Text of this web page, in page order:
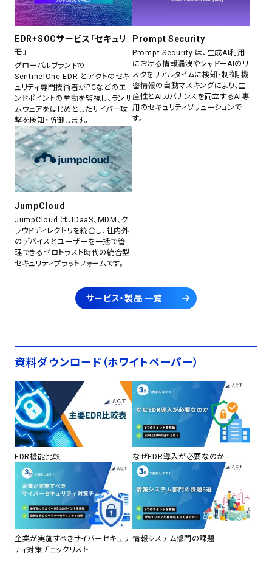
EDR+SOCサービス「セキュリ
モ」
グローバルブランドの
SentinelOne EDR とアクトのセキ
ュリティ専門技術者がPCなどのエ
ンドポイントの挙動を監視し、ランサ
ムウェアをはじめとしたサイバー攻
撃を検知・防御します。
Prompt Security
Prompt Security は、生成AI利用
における情報漏洩やシャドーAIのリ
スクをリアルタイムに検知・制御。機
密情報の自動マスキングにより、生
産性とAIガバナンスを両立するAI専
用のセキュリティソリューションで
す。
JumpCloud
JumpCloud は、IDaaS、MDM、ク
ラウドディレクトリを統合し、社内外
のデバイスとユーザーを一括で管
理できるゼロトラスト時代の統合型
セキュリティプラットフォームです。
サービス・製品 一覧
資料ダウンロード（ホワイトペーパー）
EDR機能比較 なぜEDR導入が必要なのか
企業が実施すべきサイバーセキュリ
ティ対策チェックリスト
情報システム部門の課題